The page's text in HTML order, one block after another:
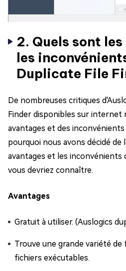
2. Quels sont
les
Duplicate File
De nombreuses critiques
Finder disponibles sur internet
avantages et des inconvénients
pourquoi nous avons décidé de
avantages et les inconvénients
vous devriez connaître.
Avantages
Gratuit à utiliser. (Auslogics
Trouve une grande variété de
fichiers exécutables.